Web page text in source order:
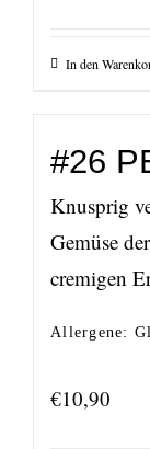
In den
#26
Knusprig
Gemüse
cremigen
Allergene:
€10,90